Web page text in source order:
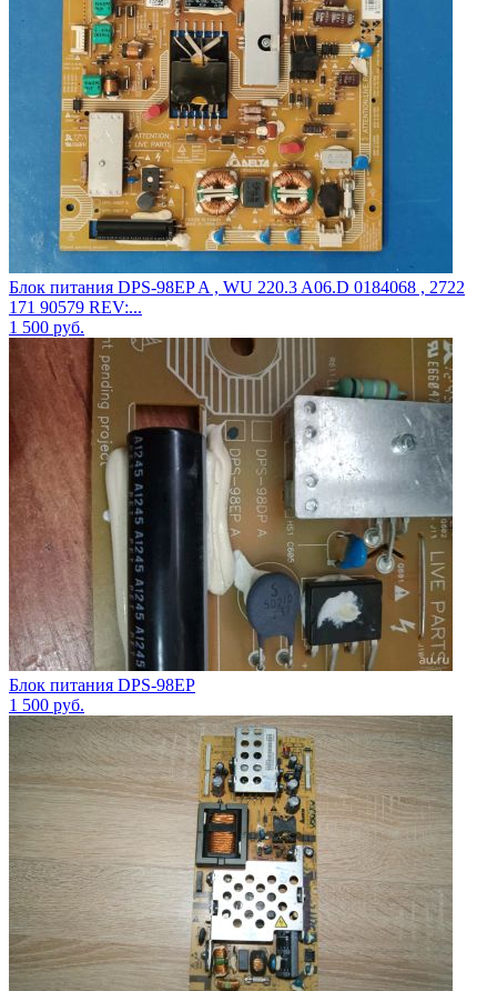
Блок питания DPS-98EP A , WU 220.3 A06.D 0184068 , 2722
171 90579 REV:...
1 500 руб.
Блок питания DPS-98EP
1 500 руб.